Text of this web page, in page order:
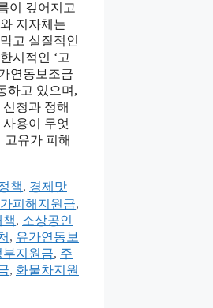
이 깊어지고
지자체는
고 실질적인
시적인 ‘고
연동보조금
하고 있으며,
청과 정해
용이 무엇
고유가 피해
책, 경제맛
피해지원금,
, 소상공인
, 유가연동보
부지원금, 주
, 화물차지원